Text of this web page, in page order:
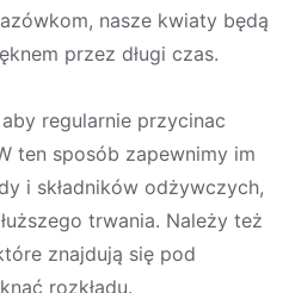
nasze kwiaty będą
przez długi czas.
regularnie przycinac
ten sposób zapewnimy im
i składników odżywczych,
trwania. Należy też
znajdują się pod
rozkładu.